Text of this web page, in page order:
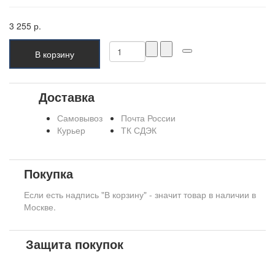
3 255 р.
В корзину
Доставка
Самовывоз
Курьер
Почта России
ТК СДЭК
Покупка
Если есть надпись "В корзину" - значит товар в наличии в
Москве.
Защита покупок